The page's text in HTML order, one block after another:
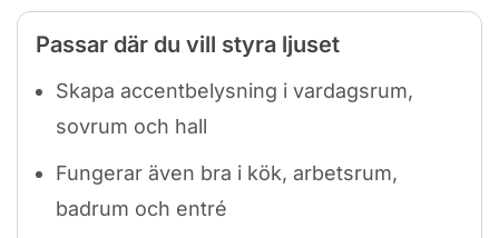
Passar där du vill styra ljuset
Skapa accentbelysning i vardagsrum,
sovrum och hall
Fungerar även bra i kök, arbetsrum,
badrum och entré